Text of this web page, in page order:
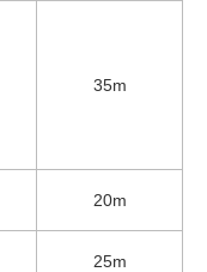
35m
20m
25m